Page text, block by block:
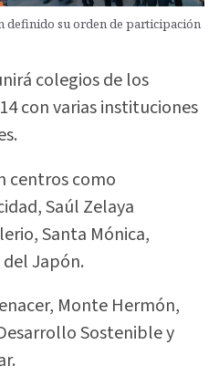
definido su orden de participación
colegios de los
con varias instituciones
centros como
Saúl Zelaya
Santa Mónica,
Japón.
Monte Hermón,
Sostenible y